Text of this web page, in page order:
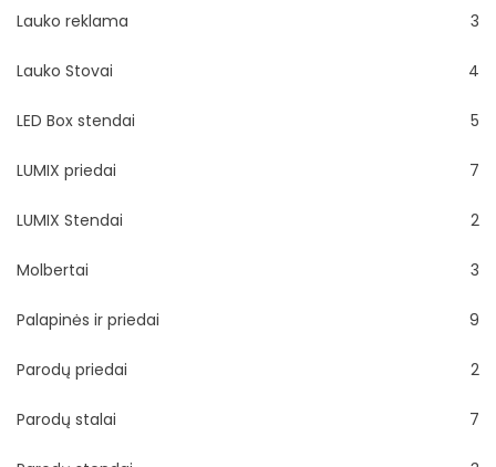
Lauko reklama 3
Lauko Stovai 4
LED Box stendai 5
LUMIX priedai 7
LUMIX Stendai 2
Molbertai 3
Palapinės ir priedai 9
Parodų priedai 2
Parodų stalai 7